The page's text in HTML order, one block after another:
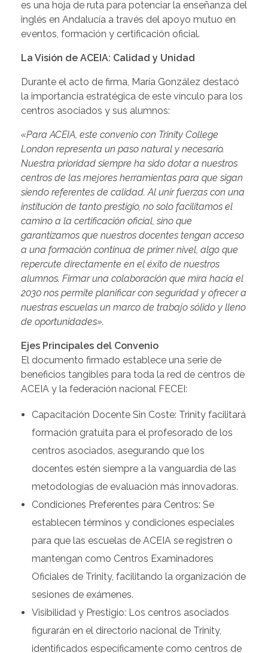
es una hoja de ruta para potenciar la enseñanza del
inglés en Andalucía a través del apoyo mutuo en
eventos, formación y certificación oficial.
La Visión de ACEIA: Calidad y Unidad
Durante el acto de firma, María González destacó
la importancia estratégica de este vínculo para los
centros asociados y sus alumnos:
«Para ACEIA, este convenio con Trinity College
London representa un paso natural y necesario.
Nuestra prioridad siempre ha sido dotar a nuestros
centros de las mejores herramientas para que sigan
siendo referentes de calidad. Al unir fuerzas con una
institución de tanto prestigio, no solo facilitamos el
camino a la certificación oficial, sino que
garantizamos que nuestros docentes tengan acceso
a una formación continua de primer nivel, algo que
repercute directamente en el éxito de nuestros
alumnos. Firmar una colaboración que mira hacia el
2030 nos permite planificar con seguridad y ofrecer a
nuestras escuelas un marco de trabajo sólido y lleno
de oportunidades».
Ejes Principales del Convenio
El documento firmado establece una serie de
beneficios tangibles para toda la red de centros de
ACEIA y la federación nacional FECEI:
Capacitación Docente Sin Coste: Trinity facilitará
formación gratuita para el profesorado de los
centros asociados, asegurando que los
docentes estén siempre a la vanguardia de las
metodologías de evaluación más innovadoras.
Condiciones Preferentes para Centros: Se
establecen términos y condiciones especiales
para que las escuelas de ACEIA se registren o
mantengan como Centros Examinadores
Oficiales de Trinity, facilitando la organización de
sesiones de exámenes.
Visibilidad y Prestigio: Los centros asociados
figurarán en el directorio nacional de Trinity,
identificados específicamente como centros de